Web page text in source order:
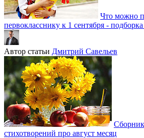
Что можно
первокласснику к 1 сентября -
Автор статьи Дмитрий Савельев
стихотворений про август месяц